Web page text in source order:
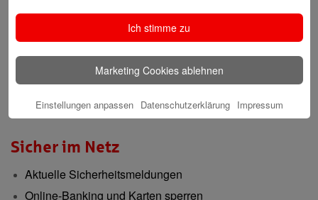
Nachhaltigkeit
Presse-Center
Aktuelle Meldungen
Sicher im Netz
Aktuelle Sicherheitsmeldungen
Online-Banking und Karten sperren
Ich stimme zu
Marketing Cookies ablehnen
Einstellungen anpassen Datenschutzerklärung Impressum